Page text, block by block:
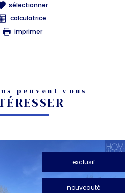
sélectionner
calculatrice
imprimer
peuvent vous
exclusif
nouveauté